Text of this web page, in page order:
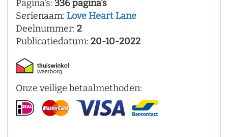
Pagina's: 336 pagina's
Serienaam: Love Heart Lane
Deelnummer: 2
Publicatiedatum: 20-10-2022
Onze veilige betaalmethoden: